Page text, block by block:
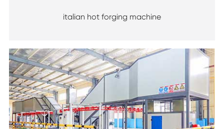
italian hot forging machine